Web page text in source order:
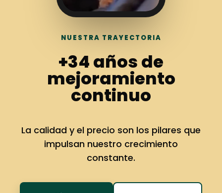
NUESTRA TRAYECTORIA
+34 años de
mejoramiento
continuo
La calidad y el precio son los pilares que
impulsan nuestro crecimiento
constante.